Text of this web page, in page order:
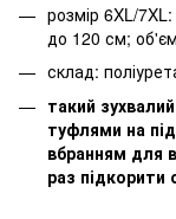
розмір 6XL/
до 120 см;
склад:
такий
туфлями на
вбранням для
раз підкорити